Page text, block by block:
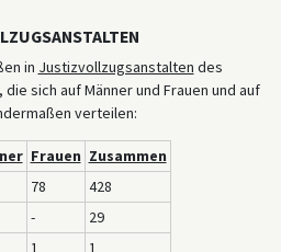
in Justizvollzugsanstalten des
sich auf Männer und Frauen und auf
verteilen:
Frauen Zusammen
78
428
-
29
1
1